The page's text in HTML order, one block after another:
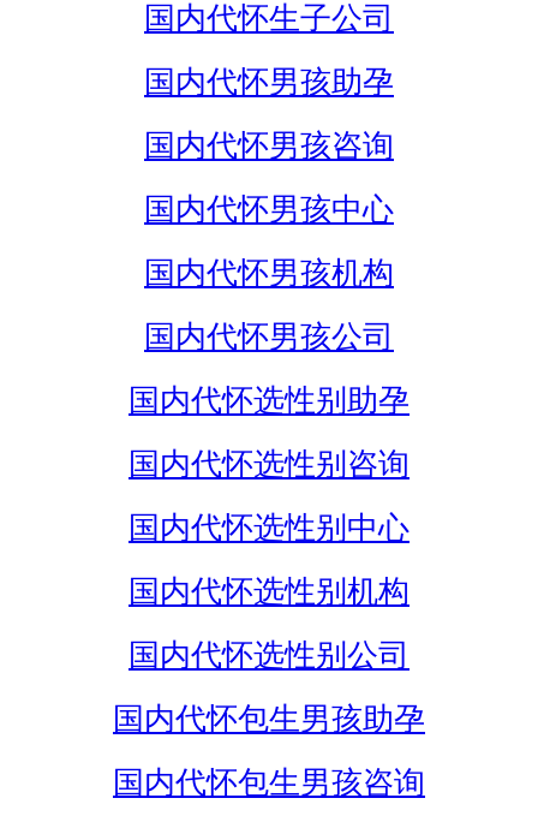
国内代怀生子公司
国内代怀男孩助孕
国内代怀男孩咨询
国内代怀男孩中心
国内代怀男孩机构
国内代怀男孩公司
国内代怀选性别助孕
国内代怀选性别咨询
国内代怀选性别中心
国内代怀选性别机构
国内代怀选性别公司
国内代怀包生男孩助孕
国内代怀包生男孩咨询